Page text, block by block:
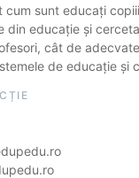
cum sunt educați
din educație și
cât de
de educație și